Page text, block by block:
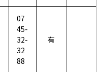
07
45-
32-
32
88
有